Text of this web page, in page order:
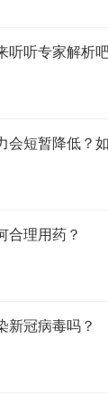
听听专家解析
会短暂降低？
合理用药？
新冠病毒吗？